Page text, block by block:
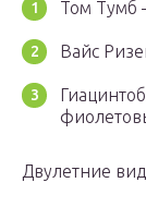
Том Тумб
Вайс
Двулетние